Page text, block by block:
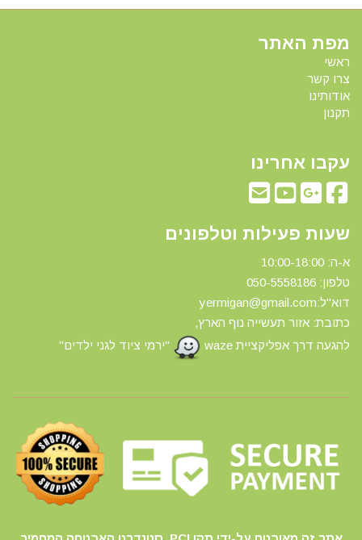
מפת האתר
ראשי
צרו קשר
אודותינו
תקנון
עקבו אחרינו
שעות פעילות וטלפונים
א-ה: 10:00-18:00
טלפון: 0 50-5558186
דוא"ל:yermigan@gmail.com
כתובת: אזור תעשייה נוף הארץ,
להגעה דרך אפליקציית waze
"ירמי ציוד לגני ילדים"